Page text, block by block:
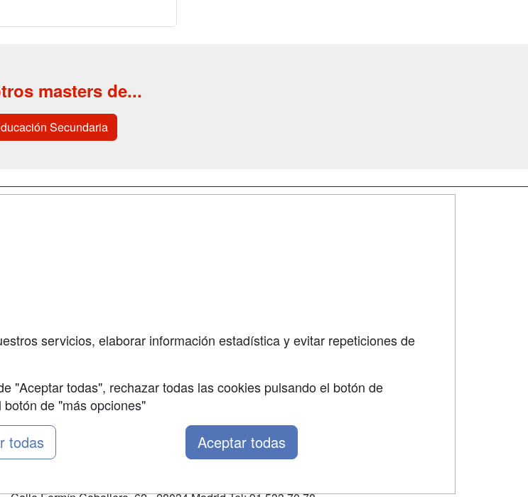
masters de...
Secundaria
servicios, elaborar información estadística y evitar repeticiones de
"Aceptar todas", rechazar todas las cookies pulsando el botón de
de "más opciones"
todas Aceptar todas